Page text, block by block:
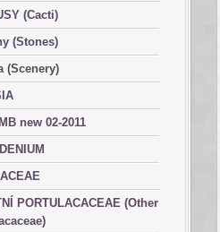
(Cacti)
(Stones)
(Scenery)
new 02-2011
PORTULACACEAE (Other